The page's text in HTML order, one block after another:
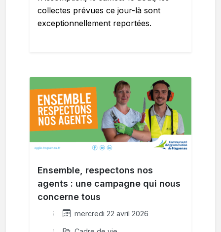
collectes prévues ce jour-là sont
exceptionnellement reportées.
Ensemble, respectons nos
agents : une campagne qui nous
concerne tous
mercredi 22 avril 2026